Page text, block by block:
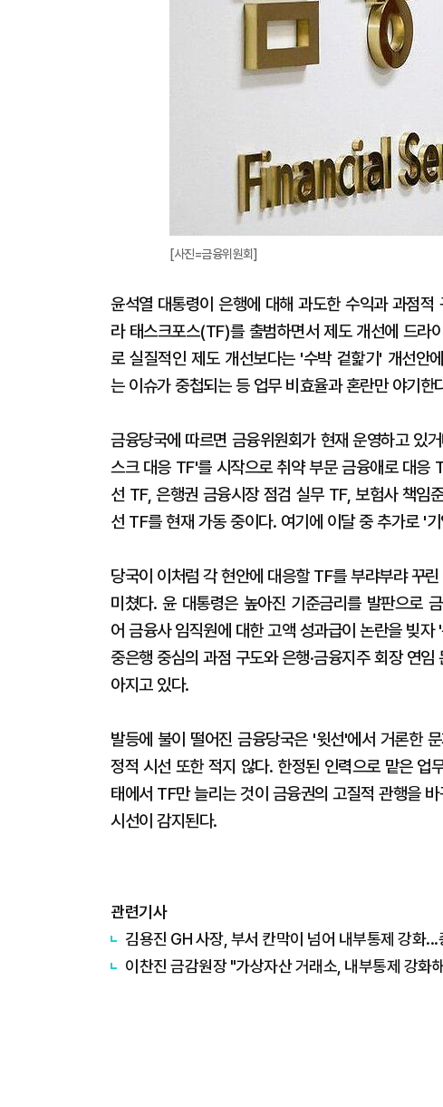
[사진=금융위원회]
윤석열 대통령이 은행에 대해 과도한 수익과 과점
라 태스크포스(TF)를 출범하면서 제도 개선에 드라
로 실질적인 제도 개선보다는 '수박 겉핥기' 개선안
는 이슈가 중첩되는 등 업무 비효율과 혼란만 야기한
금융당국에 따르면 금융위원회가 현재 운영하고 있
스크 대응 TF'를 시작으로 취약 부문 금융애로 대응
선 TF, 은행권 금융시장 점검 실무 TF, 보험사 책임
선 TF를 현재 가동 중이다. 여기에 이달 중 추가로 '
당국이 이처럼 각 현안에 대응할 TF를 부랴부랴 꾸
미쳤다. 윤 대통령은 높아진 기준금리를 발판으로
어 금융사 임직원에 대한 고액 성과급이 논란을 빚
중은행 중심의 과점 구도와 은행·금융지주 회장 연
아지고 있다.
발등에 불이 떨어진 금융당국은 '윗선'에서 거론한
정적 시선 또한 적지 않다. 한정된 인력으로 맡은 업
태에서 TF만 늘리는 것이 금융권의 고질적 관행을
시선이 감지된다.
관련기사
김용진 GH 사장, 부서 칸막이 넘어 내부통제 강화
이찬진 금감원장 "가상자산 거래소, 내부통제 강화